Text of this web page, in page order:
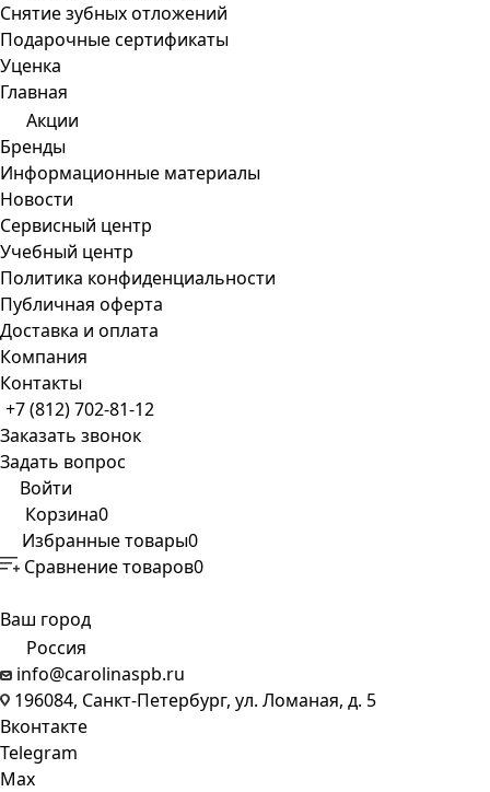
Снятие зубных отложений
Подарочные сертификаты
Уценка
Главная
Акции
Бренды
Информационные материалы
Новости
Сервисный центр
Учебный центр
Политика конфиденциальности
Публичная оферта
Доставка и оплата
Компания
Контакты
+7 (812) 702-81-12
Заказать звонок
Задать вопрос
Войти
Корзина0
Избранные товары0
Сравнение товаров0
Ваш город
Россия
info@carolinaspb.ru
196084, Санкт-Петербург, ул. Ломаная, д. 5
Вконтакте
Telegram
Max